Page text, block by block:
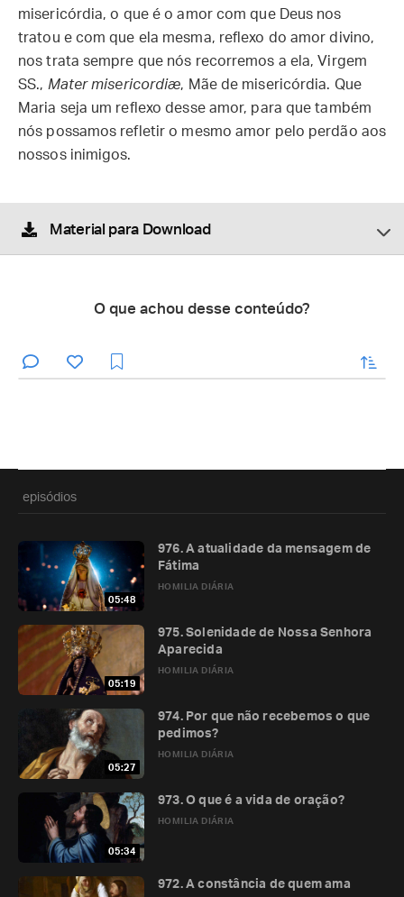
misericórdia, o que é o amor com que Deus nos
tratou e com que ela mesma, reflexo do amor divino,
nos trata sempre que nós recorremos a ela, Virgem
SS., Mater misericordiæ, Mãe de misericórdia. Que
Maria seja um reflexo desse amor, para que também
nós possamos refletir o mesmo amor pelo perdão aos
nossos inimigos.
Material para Download
O que achou desse conteúdo?
enviar
episódios
05:48
HOMILIA DIÁRIA
976. A atualidade da mensagem de
Fátima
05:19
HOMILIA DIÁRIA
975. Solenidade de Nossa Senhora
Aparecida
05:27
HOMILIA DIÁRIA
974. Por que não recebemos o que
pedimos?
05:34
HOMILIA DIÁRIA
973. O que é a vida de oração?
972. A constância de quem ama